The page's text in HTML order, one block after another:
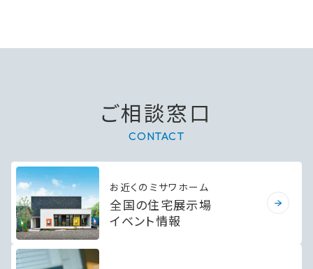
ご相談窓口
CONTACT
お近くのミサワホーム
全国の住宅展示場
イベント情報